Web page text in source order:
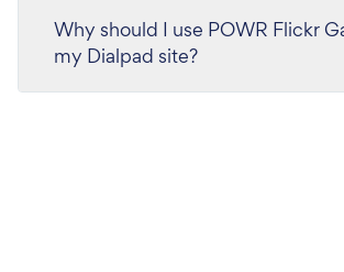
Why should I use POWR Flickr
my Dialpad site?